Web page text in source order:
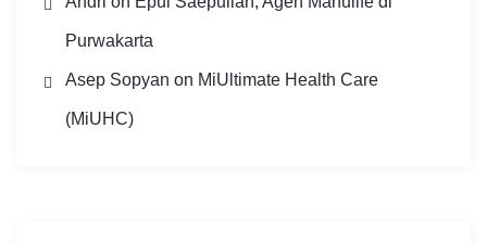
Purwakarta
Asep Sopyan on MiUltimate Health Care
(MiUHC)